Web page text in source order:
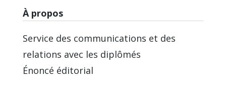
À propos
Service des communications et des
relations avec les diplômés
Énoncé éditorial